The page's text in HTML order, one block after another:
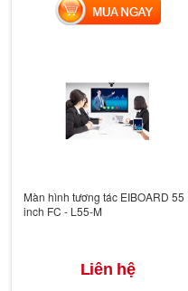
MUA NGAY
Màn hình tương tác EIBOARD 55
inch FC - L55-M
Liên hệ